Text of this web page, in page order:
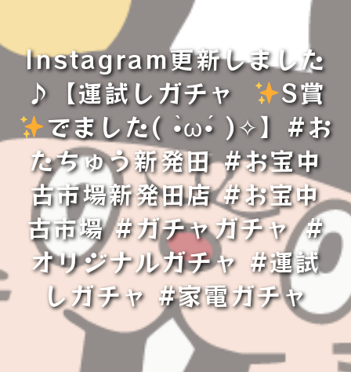
Instagram更新しました
♪【運試しガチャ⁡⁡⁡ ⁡
S賞
でました( •̀ω•́ )✧】⁡#お
たちゅう新発田⁡ #お宝中
古市場新発田店 #お宝中
古市場 #ガチャガチャ⁡⁡ #
オリジナルガチャ #運試
しガチャ #家電ガチャ